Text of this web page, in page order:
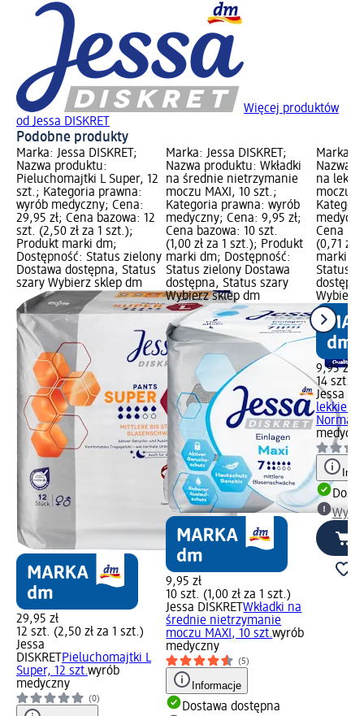
Więcej produktów
od Jessa DISKRET
Podobne produkty
Marka: Jessa DISKRET;
Nazwa produktu:
Pieluchomajtki L Super, 12
szt.; Kategoria prawna:
wyrób medyczny; Cena:
29,95 zł; Cena bazowa: 12
szt. (2,50 zł za 1 szt.);
Produkt marki dm;
Dostępność: Status zielony
Dostawa dostępna, Status
szary Wybierz sklep dm
29,95 zł
12 szt. (2,50 zł za 1 szt.)
Jessa
DISKRET
Pieluchomajtki L
Super, 12 szt.wyrób
medyczny
(0)
Marka: Jessa DISKRET;
Nazwa produktu: Wkładki
na średnie nietrzymanie
moczu MAXI, 10 szt.;
Kategoria prawna: wyrób
medyczny; Cena: 9,95 zł;
Cena bazowa: 10 szt.
(1,00 zł za 1 szt.); Produkt
marki dm; Dostępność:
Status zielony Dostawa
dostępna, Status szary
Wybierz sklep dm
9,95 zł
10 szt. (1,00 zł za 1 szt.)
Jessa DISKRETWkładki na
średnie nietrzymanie
moczu MAXI, 10 szt.wyrób
medyczny
(5)
Informacje
Dostawa dostępna
Marka:
Nazwa
na
moczu
Cena
(0,71 zł
marki
Status
Wybierz
9,95 zł
14 szt.
Jessa
lekkie
Normal,